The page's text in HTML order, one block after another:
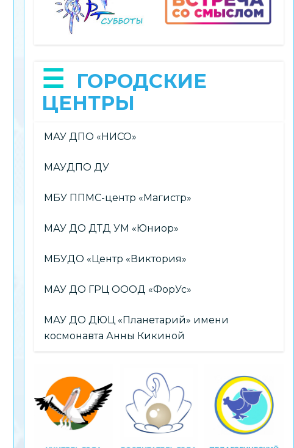
ГОРОДСКИЕ
ЦЕНТРЫ
МАУ ДПО «НИСО»
МАУДПО ДУ
МБУ ППМС-центр «Магистр»
МАУ ДО ДТД УМ «Юниор»
МБУДО «Центр «Виктория»
МАУ ДО ГРЦ ОООД «ФорУс»
МАУ ДО ДЮЦ «Планетарий» имени
космонавта Анны Кикиной